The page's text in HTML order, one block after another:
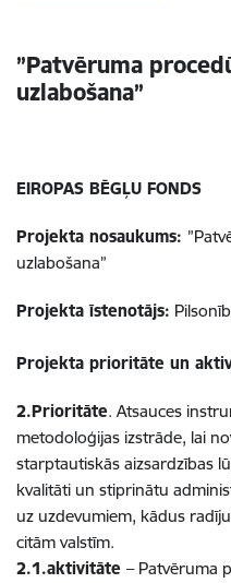
”Patvēruma
uzlabošana”
EIROPAS BĒGĻU FONDS
Projekta nosaukums:
uzlabošana”
Projekta īstenotājs:
Projekta prioritāte un
2.Prioritāte. Atsauces
metodoloģijas izstrāde, lai
starptautiskās aizsardzības
kvalitāti un stiprinātu
uz uzdevumiem, kādus
citām valstīm.
2.1.aktivitāte – Patvēruma